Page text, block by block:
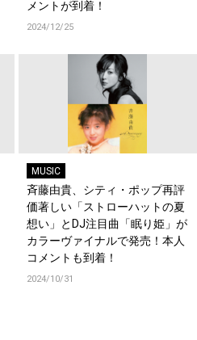
メントが到着！
2024/12/25
MUSIC
斉藤由貴、シティ・ポップ再評
価著しい「ストローハットの夏
想い」とDJ注目曲「眠り姫」が
カラーヴァイナルで発売！本人
コメントも到着！
2024/10/31